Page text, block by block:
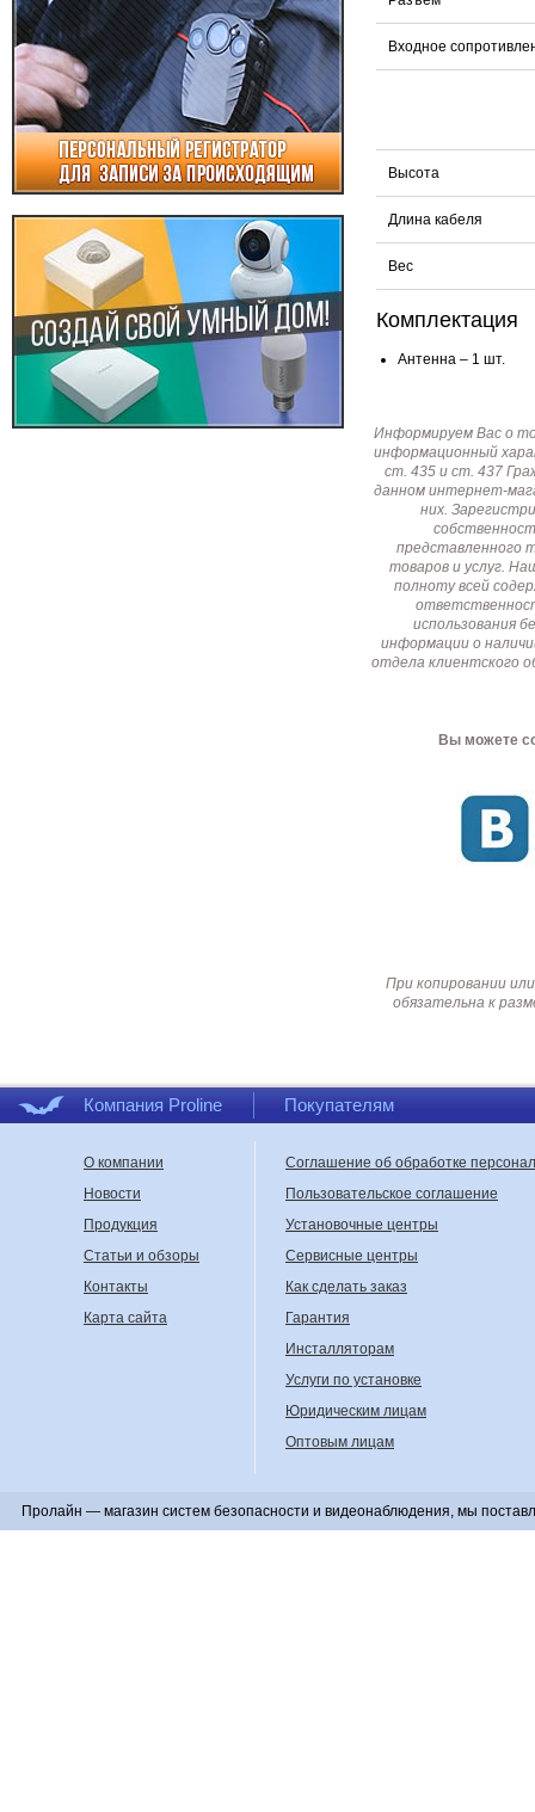
Входное
Высота
Длина кабеля
Вес
Комплектация
Антенна – 1 шт.
Информируем Вас о
информационный
ст. 435 и ст. 437
данном интернет-
них.
представленного
товаров и услуг.
полноту всей
использования
информации о
отдела клиентского
Вы можете
При копировании
обязательна к
Компания Proline Покупателям
О компании
Новости
Продукция
Статьи и обзоры
Контакты
Карта сайта
Соглашение об обработке
Пользовательское соглашение
Установочные центры
Сервисные центры
Как сделать заказ
Гарантия
Инсталляторам
Услуги по установке
Юридическим лицам
Оптовым лицам
Пролайн — магазин систем безопасности и видеонаблюдения, мы